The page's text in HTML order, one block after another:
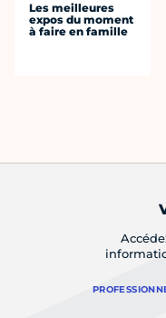
Les meilleures
expos du moment
à faire en famille